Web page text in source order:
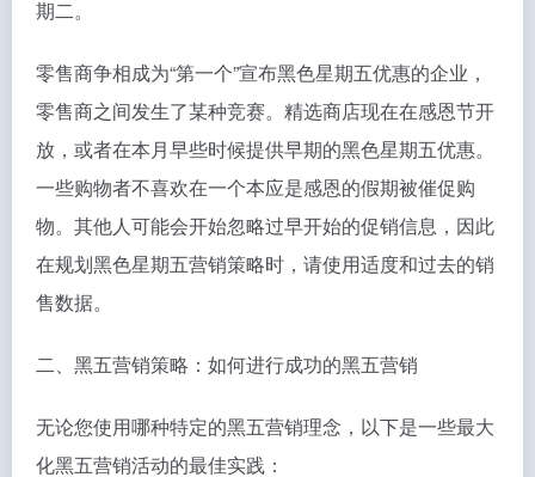
期二。
零售商争相成为“第一个”宣布黑色星期五优惠的企业，
零售商之间发生了某种竞赛。精选商店现在在感恩节开
放，或者在本月早些时候提供早期的黑色星期五优惠。
一些购物者不喜欢在一个本应是感恩的假期被催促购
物。其他人可能会开始忽略过早开始的促销信息，因此
在规划黑色星期五营销策略时，请使用适度和过去的销
售数据。
二、黑五营销策略：如何进行成功的黑五营销
无论您使用哪种特定的黑五营销理念，以下是一些最大
化黑五营销活动的最佳实践：